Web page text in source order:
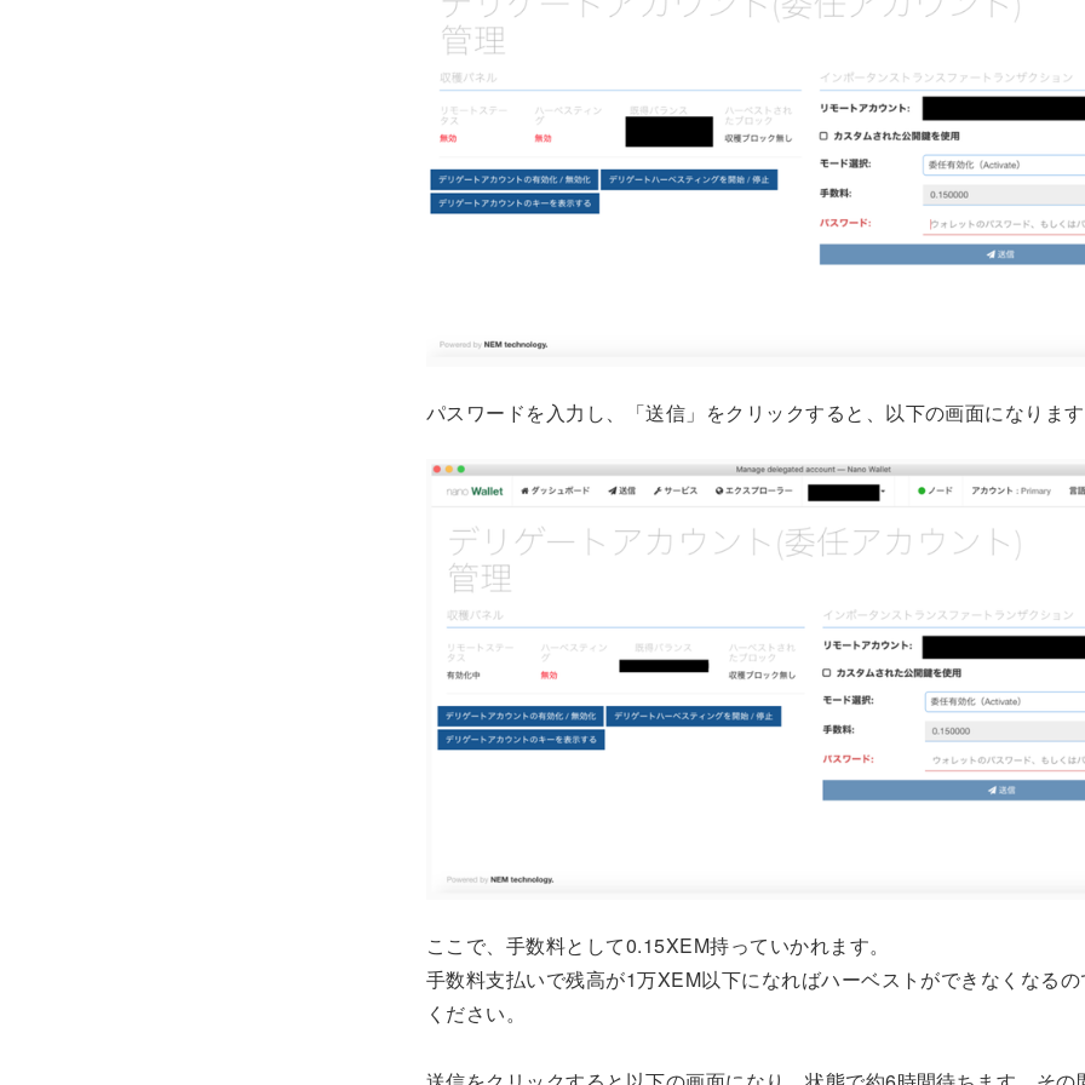
パスワードを入力し、「送信」をクリックすると、以下の画面になりま
ここで、手数料として0.15XEM持っていかれます。
手数料支払いで残高が1万XEM以下になればハーベストができなくなる
ください。